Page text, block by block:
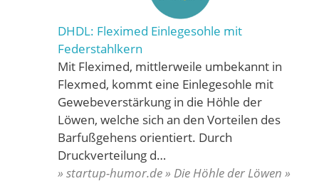
DHDL: Fleximed Einlegesohle mit
Federstahlkern
Mit Fleximed, mittlerweile umbekannt in
Flexmed, kommt eine Einlegesohle mit
Gewebeverstärkung in die Höhle der
Löwen, welche sich an den Vorteilen des
Barfußgehens orientiert. Durch
Druckverteilung d…
» startup-humor.de » Die Höhle der Löwen »